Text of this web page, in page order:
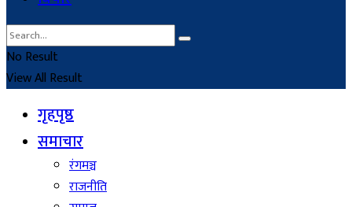
No Result
View All Result
गृहपृष्ठ
समाचार
रंगमञ्च
राजनीति